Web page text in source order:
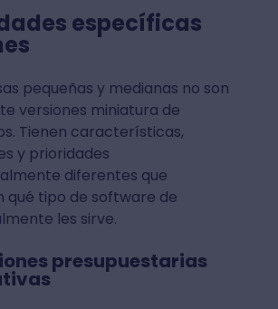
específicas
pequeñas y medianas no son
versiones miniatura de
Tienen características,
y prioridades
diferentes que
qué tipo de software de
les sirve.
presupuestarias